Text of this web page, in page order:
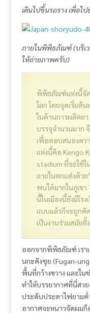
เดินไปขึ้นรถราง เพื่อ
ภายในพิพิธภัณฑ์ (บริเ
ให้ถ่ายภาพครับ)
พิพิธภัณฑ์แห่งนี้จัด
โลก โดยจุดเริ่มต้น
ในด้านการผลิตย
บรรจุจำนวนมาก
เพื่อตอบสนองค
แห่งนี้คือ Kengo
stadium ที่จะใช้ใ
ภายในตกแต่งด้ว
พบได้มากในภูเขา
นี้ในเมืองนี้ยังมีโร
แบบแล้วก็จะถูกคั
เป็นงานร่วมสมัย
ออกจากพิพิธภัณฑ์ เรา
นกะคังซุย (Fugan-
พื้นที่กว้างขวาง และใน
ทำให้บรรยากาศที่นี่สว
ประดับประดาไฟยามค่
อากาศจะหนาวจัดผมก็